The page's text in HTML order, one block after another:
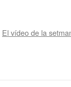
El vídeo de la